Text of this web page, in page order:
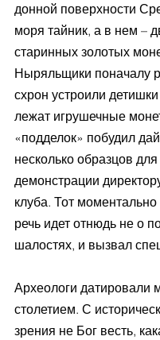
донной поверхности
моря тайник, а в нем –
старинных золотых
Ныряльщики поначалу
схрон устроили
лежат игрушечные
«подделок» побудил
несколько образцов для
демонстрации
клуба. Тот
речь идет отнюдь не о
шалостях, и вызвал
Археологи датировали
столетием. С
зрения не Бог весть,